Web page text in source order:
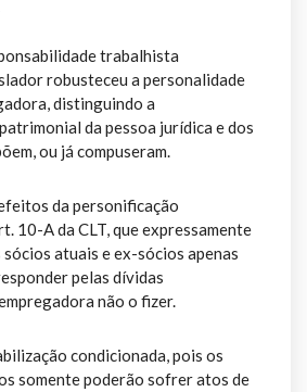
trabalhista
robusteceu a personalidade
distinguindo a
da pessoa jurídica e dos
ou já compuseram.
da personificação
10-A da CLT, que expressamente
atuais e ex-sócios apenas
pelas dívidas
não o fizer.
condicionada, pois os
somente poderão sofrer atos de